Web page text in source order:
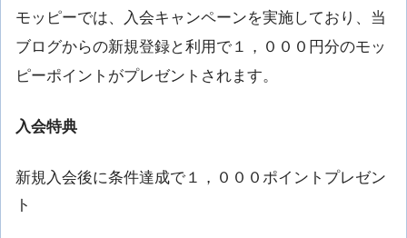
モッピーでは、入会キャンペーンを実施しており、当
ブログからの新規登録と利用で１，０００円分のモッ
ピーポイントがプレゼントされます。
入会特典
新規入会後に条件達成で１，０００ポイントプレゼン
ト